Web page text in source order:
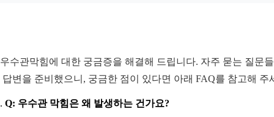
수관막힘에 대한 궁금증을 해결해 드립니다. 자주 묻는 질문
답변을 준비했으니, 궁금한 점이 있다면 아래 FAQ를 참고해 주
Q: 우수관 막힘은 왜 발생하는 건가요?